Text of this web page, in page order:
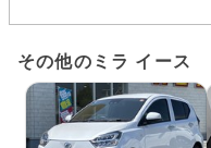
その他のミラ イース